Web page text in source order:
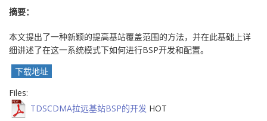
摘要：
本文提出了一种新颖的提高基站覆盖范围的方法，并在此基础上详
细讲述了在这一系统模式下如何进行BSP开发和配置。
下载地址
Files:
TDSCDMA拉远基站BSP的开发 HOT